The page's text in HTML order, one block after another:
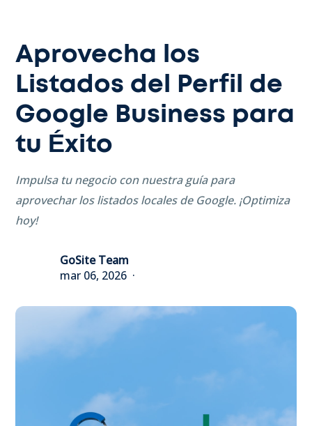
Aprovecha los
Listados del Perfil de
Google Business para
tu Éxito
Impulsa tu negocio con nuestra guía para
aprovechar los listados locales de Google. ¡Optimiza
hoy!
GoSite Team
mar 06, 2026